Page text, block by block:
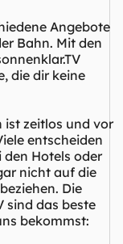
Angebote
Bahn. Mit den
die dir keine
ist zeitlos und vor
entscheiden
Hotels oder
nicht auf die
Die
sind das beste
bekommst: